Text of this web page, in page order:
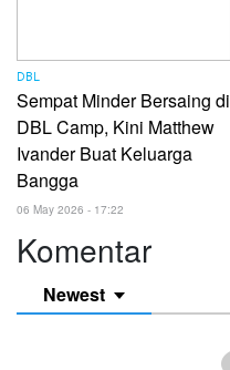
DBL
Sempat Minder Bersaing di
DBL Camp, Kini Matthew
Ivander Buat Keluarga
Bangga
06 May 2026 - 17:22
Komentar
Newest